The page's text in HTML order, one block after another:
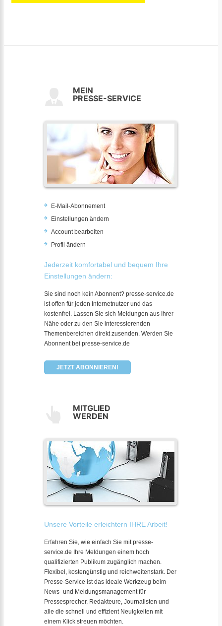
MEIN
PRESSE-SERVICE
E-Mail-Abonnement
Einstellungen ändern
Account bearbeiten
Profil ändern
Jederzeit komfortabel und bequem Ihre
Einstellungen ändern:
Sie sind noch kein Abonnent? presse-service.de
ist offen für jeden Internetnutzer und das
kostenfrei. Lassen Sie sich Meldungen aus Ihrer
Nähe oder zu den Sie interessierenden
Themenbereichen direkt zusenden. Werden Sie
Abonnent bei presse-service.de
JETZT ABONNIEREN!
MITGLIED
WERDEN
Unsere Vorteile erleichtern IHRE Arbeit!
Erfahren Sie, wie einfach Sie mit presse-
service.de Ihre Meldungen einem hoch
qualifizierten Publikum zugänglich machen.
Flexibel, kostengünstig und reichweitenstark. Der
Presse-Service ist das ideale Werkzeug beim
News- und Meldungsmanagement für
Pressesprecher, Redakteure, Journalisten und
alle die schnell und effizient Neuigkeiten mit
einem Klick streuen möchten.